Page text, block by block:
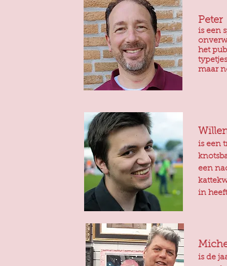
Peter
is een
het
maar
is een
een
in
is de